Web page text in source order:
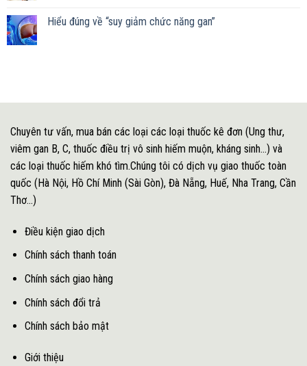
Hiểu đúng về “suy giảm chức năng gan”
Chuyên tư vấn, mua bán các loại các loại thuốc kê đơn (Ung thư,
viêm gan B, C, thuốc điều trị vô sinh hiếm muộn, kháng sinh...) và
các loại thuốc hiếm khó tìm.Chúng tôi có dịch vụ giao thuốc toàn
quốc (Hà Nội, Hồ Chí Minh (Sài Gòn), Đà Nẵng, Huế, Nha Trang, Cần
Thơ...)
Điều kiện giao dịch
Chính sách thanh toán
Chính sách giao hàng
Chính sách đổi trả
Chính sách bảo mật
Giới thiệu